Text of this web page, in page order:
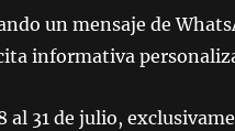
un mensaje de
informativa
al 31 de julio,